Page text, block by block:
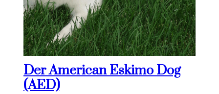
Der American Eskimo Dog
(AED)